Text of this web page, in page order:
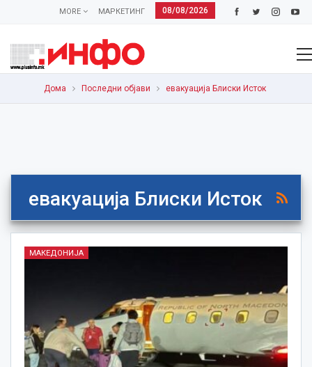
08/08/2026
МАРКЕТИНГ
MORE
Дома Последни објави евакуација Блиски Исток
евакуација Блиски Исток
МАКЕДОНИЈА